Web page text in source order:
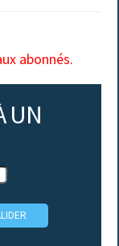
abonnés.
UN